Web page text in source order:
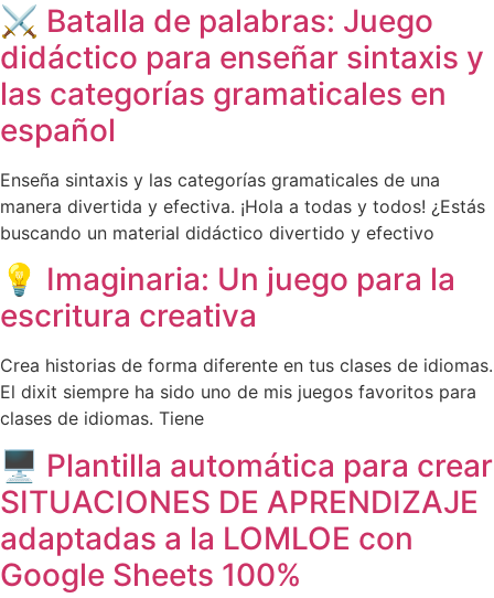
⚔️ Batalla de palabras: Juego
didáctico para enseñar sintaxis y
las categorías gramaticales en
español
Enseña sintaxis y las categorías gramaticales de una
manera divertida y efectiva. ¡Hola a todas y todos! ¿Estás
buscando un material didáctico divertido y efectivo
💡 Imaginaria: Un juego para la
escritura creativa
Crea historias de forma diferente en tus clases de idiomas.
El dixit siempre ha sido uno de mis juegos favoritos para
clases de idiomas. Tiene
🖥️ Plantilla automática para crear
SITUACIONES DE APRENDIZAJE
adaptadas a la LOMLOE con
Google Sheets 100%